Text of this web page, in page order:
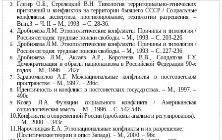
3. Глезер О.Б., Стрелецкий В.Н. Типологиятерриториально-этнических
притязаний и конфликтов на территории бывшего СССР / Социальные
конфликты: экспертиза, прогнозирование, технологии разрешения. –
Вып.3. – Ч. II. – М., 1993. – С. 28-36.
4.
Дробижева Л.М. Этнополитические конфликты. Причины и типология /
Россия сегодня: трудные поиски свободы. – М., 1993. – С.203-226.
5.
Дробижева Л.М. Этнополитические конфликты. Причины и типология /
Россия сегодня: трудные поиски свободы. – М., 1993. – С.227-236.
6.
Дробижева Л.М., Аклаев А.Р., Коротеева В.В., Солдатова Г.У.
Демократизация и образы национализма в Российской Федерации 90-х
годов. – М., 1996. – 282с.
7.
Здравомыслов А.Г. Межнациональные конфликты в постсоветском
пространстве. – М., 1997. – 286с.
8.
Идентичность и конфликт в постсоветских государствах. – М., 1997. –
490с.
9.
Козер Л.А. Функции социального конфликта / Американская
социологическая мысль. – М.., 1996. – С.542-546.
10.Конфликты в современной России (проблемы анализа и регулирования).
– М., 2000. – 343с.
11.Нарочницкая Е.А. Этнонациональные конфликты и их разрешение:
(Политические теории и опыт Запада). – М., 2000. – 96с.